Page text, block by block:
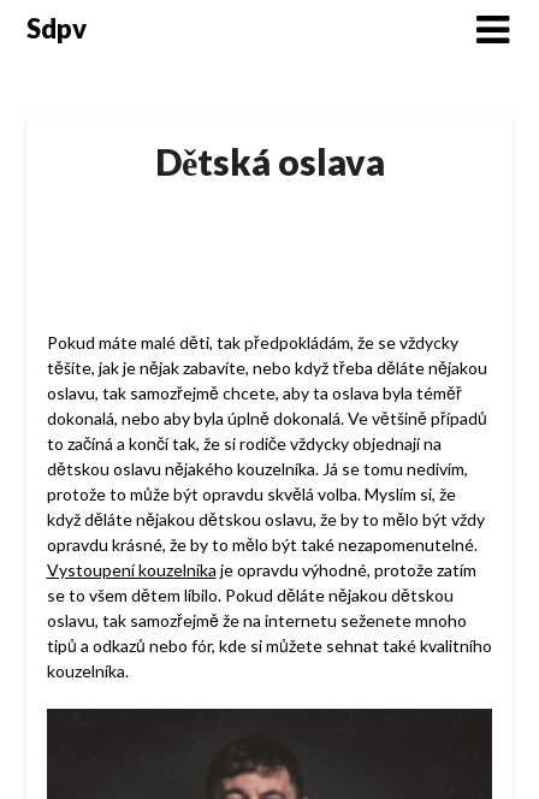
SkipSdpv
Dětská oslava
Pokud máte malé děti, tak předpokládám, že se vždycky
těšíte, jak je nějak zabavíte, nebo když třeba děláte nějakou
oslavu, tak samozřejmě chcete, aby ta oslava byla téměř
dokonalá, nebo aby byla úplně dokonalá. Ve většině případů
to začíná a končí tak, že si rodiče vždycky objednají na
dětskou oslavu nějakého kouzelníka. Já se tomu nedivím,
protože to může být opravdu skvělá volba. Myslím si, že
když děláte nějakou dětskou oslavu, že by to mělo být vždy
opravdu krásné, že by to mělo být také nezapomenutelné.
Vystoupení kouzelníka je opravdu výhodné, protože zatím
se to všem dětem líbilo. Pokud děláte nějakou dětskou
oslavu, tak samozřejmě že na internetu seženete mnoho
tipů a odkazů nebo fór, kde si můžete sehnat také kvalitního
kouzelníka.